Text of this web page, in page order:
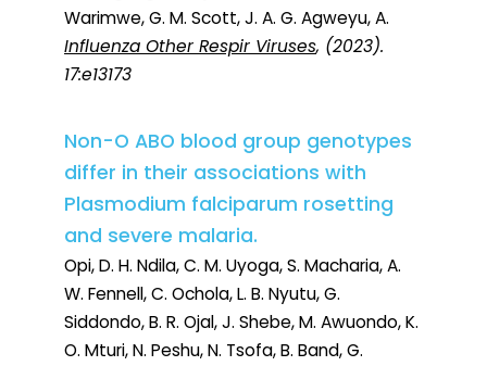
Warimwe, G. M. Scott, J. A. G. Agweyu, A.
Influenza Other Respir Viruses, (2023).
17:e13173
Non-O ABO blood group genotypes
differ in their associations with
Plasmodium falciparum rosetting
and severe malaria.
Opi, D. H. Ndila, C. M. Uyoga, S. Macharia, A.
W. Fennell, C. Ochola, L. B. Nyutu, G.
Siddondo, B. R. Ojal, J. Shebe, M. Awuondo, K.
O. Mturi, N. Peshu, N. Tsofa, B. Band, G.